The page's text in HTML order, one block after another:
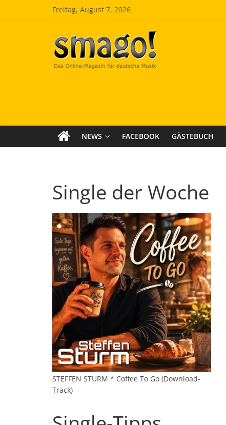
Freitag, August 7, 2026
Smago
SchlagerMAGazinOnline
NEWS FACEBOOK GÄSTEBUCH
Single der Woche
STEFFEN STURM * Coffee To Go (Download-
Track)